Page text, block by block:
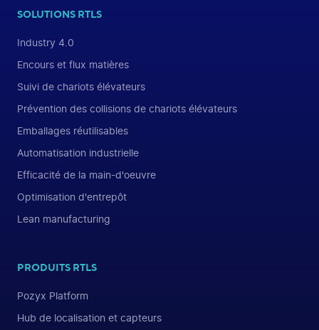
SOLUTIONS RTLS
Industry 4.0
Encours et flux matières
Suivi de chariots élévateurs
Prévention des collisions de chariots élévateurs
Emballages réutilisables
Automatisation industrielle
Efficacité de la main-d'oeuvre
Optimisation d'entrepôt
Lean manufacturing
PRODUITS RTLS
Pozyx Platform
Hub de localisation et capteurs